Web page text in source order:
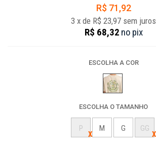
R$ 71,92
3 x de R$ 23,97 sem juros
R$ 68,32 no pix
ESCOLHA A COR
ESCOLHA O TAMANHO
P M G GG